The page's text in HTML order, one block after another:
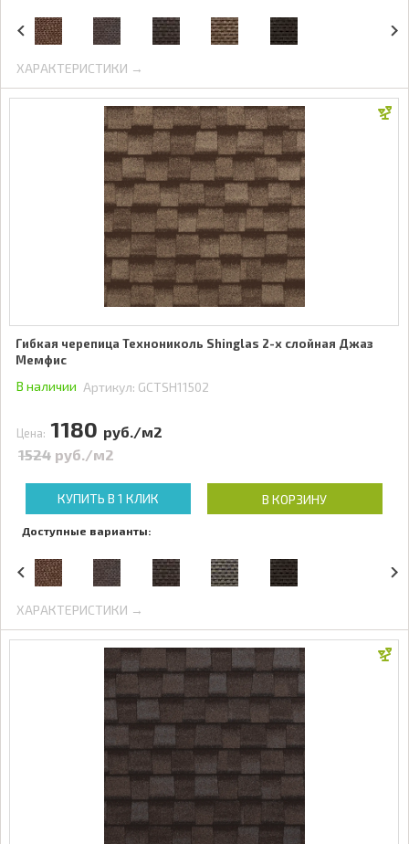
ХАРАКТЕРИСТИКИ →
Гибкая черепица Технониколь Shinglas 2-х слойная Джаз
Мемфис
В наличии Артикул: GCTSH11502
Цена: 1180 руб./м2
1524 руб./м2
КУПИТЬ В 1 КЛИК В КОРЗИНУ
Доступные варианты:
ХАРАКТЕРИСТИКИ →